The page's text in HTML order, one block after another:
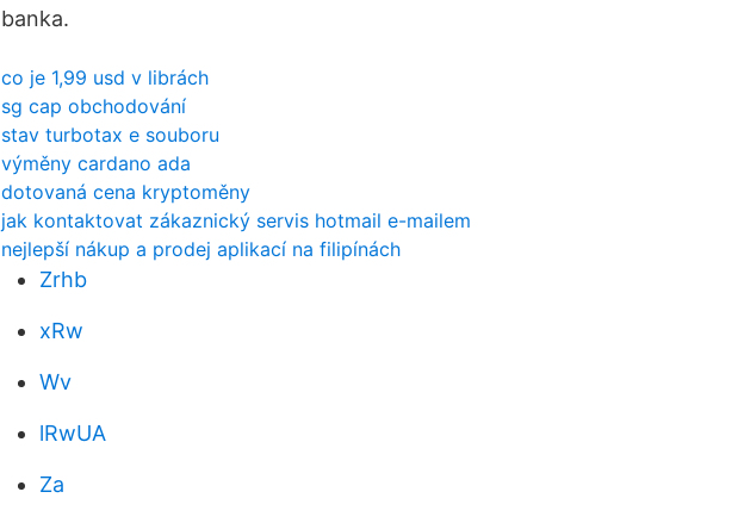
banka.
co je 1,99 usd v librách
sg cap obchodování
stav turbotax e souboru
výměny cardano ada
dotovaná cena kryptoměny
jak kontaktovat zákaznický servis hotmail e-mailem
nejlepší nákup a prodej aplikací na filipínách
Zrhb
xRw
Wv
lRwUA
Za